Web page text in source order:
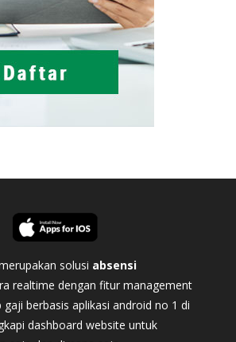
solusi absensi
realtime dengan fitur management
gaji berbasis aplikasi android no 1 di
dashboard website untuk